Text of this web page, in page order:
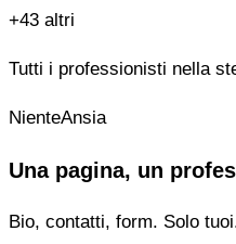
+43 altri
Tutti i professionisti nella
NienteAnsia
Una pagina, un
Bio, contatti, form. Solo